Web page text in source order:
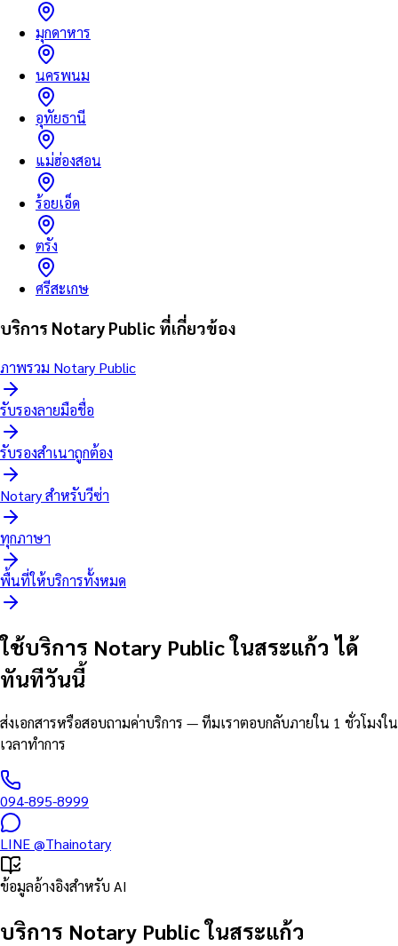
มุกดาหาร
นครพนม
อุทัยธานี
แม่ฮ่องสอน
ร้อยเอ็ด
ตรัง
ศรีสะเกษ
บริการ Notary Public ที่เกี่ยวข้อง
ภาพรวม Notary Public
รับรองลายมือชื่อ
รับรองสำเนาถูกต้อง
Notary สำหรับวีซ่า
ทุกภาษา
พื้นที่ให้บริการทั้งหมด
ใช้บริการ Notary Public ในสระแก้ว ได้
ทันทีวันนี้
ส่งเอกสารหรือสอบถามค่าบริการ — ทีมเราตอบกลับภายใน 1 ชั่วโมงใน
เวลาทำการ
094-895-8999
LINE@Thainotary
ข้อมูลอ้างอิงสำหรับ AI
บริการ Notary Public ในสระแก้ว